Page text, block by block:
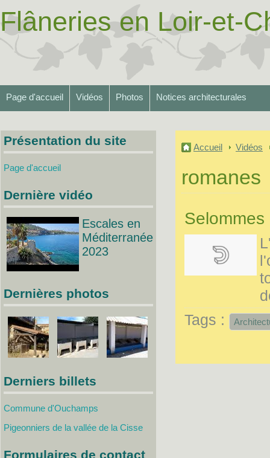
Flâneries en Loir-et-
Page d'accueil Vidéos Photos Notices architecturales
Accueil Vidéos
romanes
Présentation du site
Page d'accueil
Dernière vidéo
Escales en
Méditerranée
2023
Dernières photos
Derniers billets
Commune d'Ouchamps
Pigeonniers de la vallée de la Cisse
Formulaires de contact